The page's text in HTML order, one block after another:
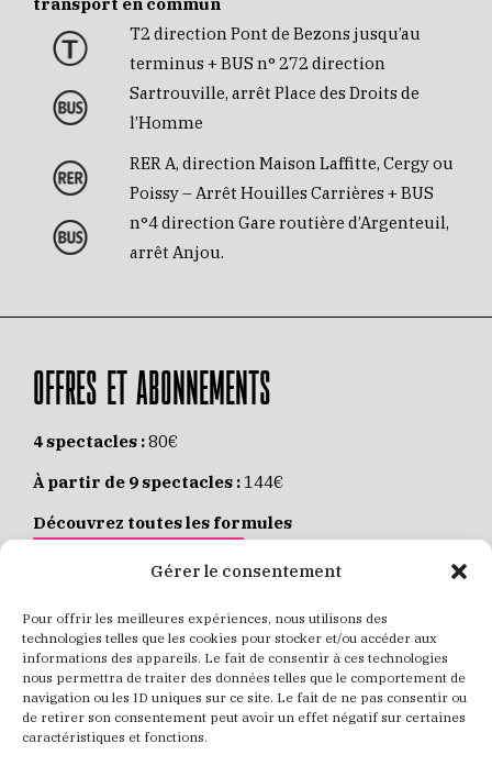
Gérer le consentement
Pour offrir les meilleures expériences, nous utilisons des
technologies telles que les cookies pour stocker et/ou accéder aux
informations des appareils. Le fait de consentir à ces technologies
nous permettra de traiter des données telles que le comportement de
navigation ou les ID uniques sur ce site. Le fait de ne pas consentir ou
de retirer son consentement peut avoir un effet négatif sur certaines
caractéristiques et fonctions.
T2 direction Pont de Bezons jusqu’au
terminus + BUS n° 272 direction
Sartrouville, arrêt Place des Droits de
l’Homme
RER A, direction Maison Laffitte, Cergy ou
Poissy – Arrêt Houilles Carrières + BUS
n°4 direction Gare routière d’Argenteuil,
arrêt Anjou.
OFFRES ET ABONNEMENTS
4 spectacles :80€
À partir de 9 spectacles : 144€
Découvrez toutes les formules
JE M’ABONNE EN LIGNE
Places individuelles :de 8 à 35€
Achetez vos places
JE RÉSERVE MES PLACES